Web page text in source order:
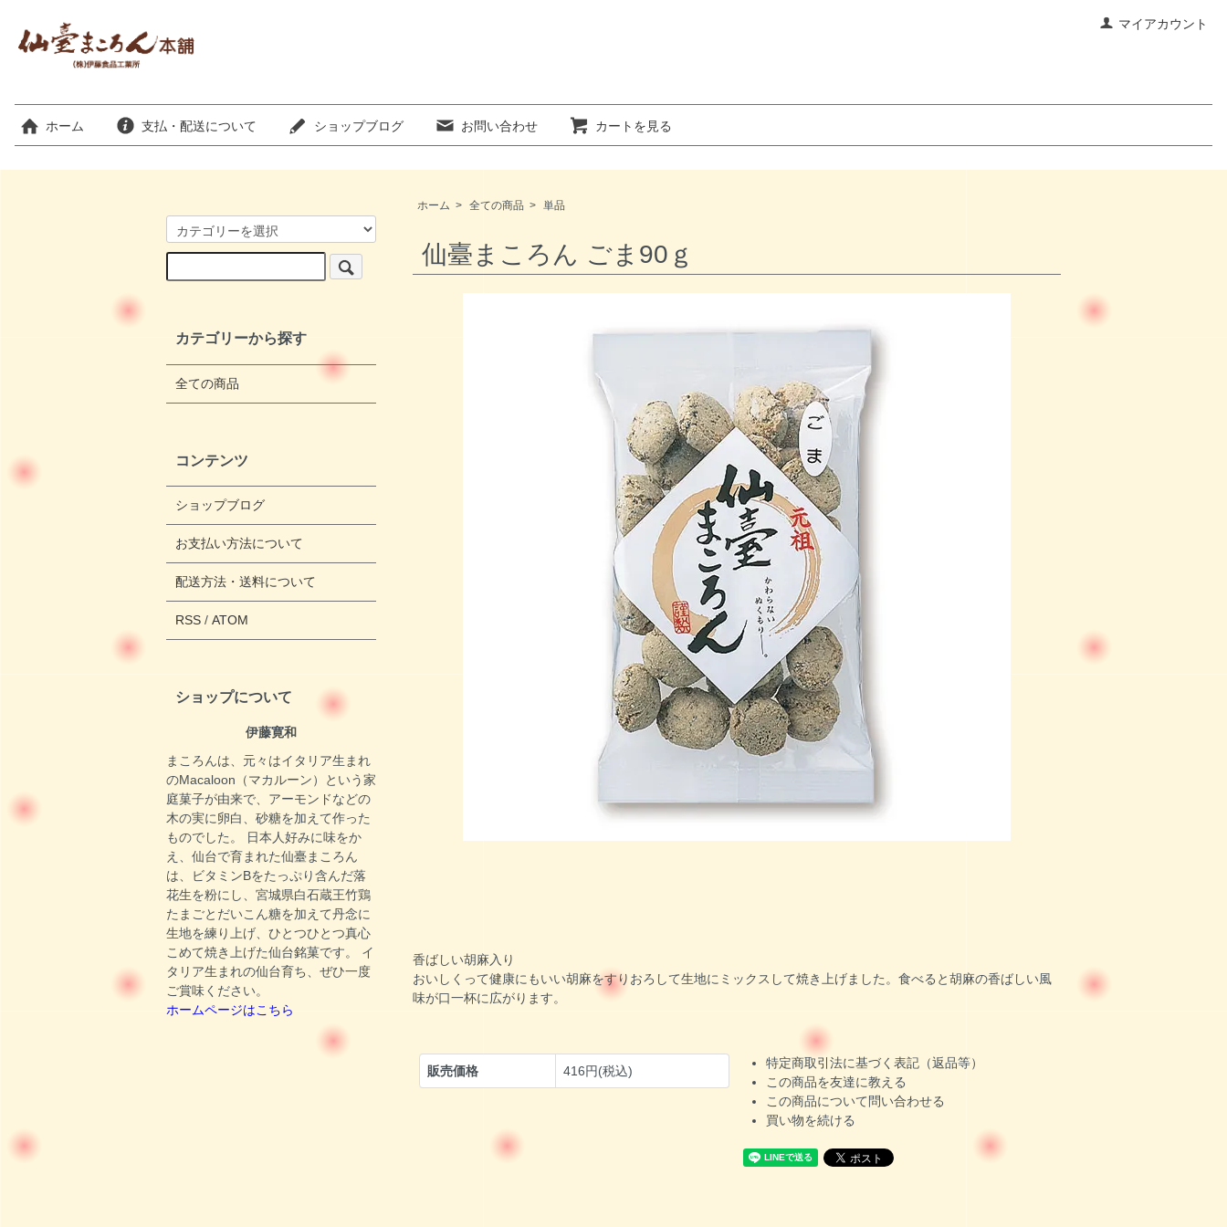
マイアカウント
ホーム 支払・配送について ショップブログ お問い合わせ カートを見る
ホーム > 全ての商品 > 単品
仙臺まころん ごま90ｇ
香ばしい胡麻入り
おいしくって健康にもいい胡麻をすりおろして生地にミックスして焼き上げました。食べると胡麻の香ばしい風
味が口一杯に広がります。
販売価格 416円(税込)
特定商取引法に基づく表記（返品等）
この商品を友達に教える
この商品について問い合わせる
買い物を続ける
カテゴリーから探す
全ての商品
コンテンツ
ショップブログ
お支払い方法について
配送方法・送料について
RSS / ATOM
ショップについて
伊藤寛和
まころんは、元々はイタリア生まれ
のMacaloon（マカルーン）という家
庭菓子が由来で、アーモンドなどの
木の実に卵白、砂糖を加えて作った
ものでした。 日本人好みに味をか
え、仙台で育まれた仙臺まころん
は、ビタミンBをたっぷり含んだ落
花生を粉にし、宮城県白石蔵王竹鶏
たまごとだいこん糖を加えて丹念に
生地を練り上げ、ひとつひとつ真心
こめて焼き上げた仙台銘菓です。 イ
タリア生まれの仙台育ち、ぜひ一度
ご賞味ください。
ホームページはこちら